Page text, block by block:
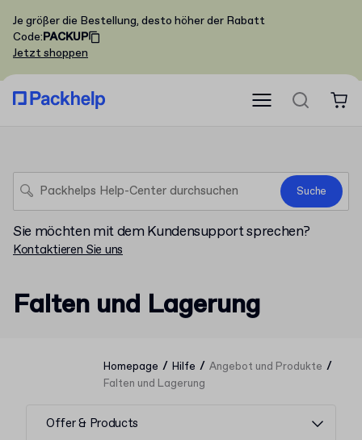
Je größer die Bestellung, desto höher der Rabatt
Code:PACKUP
Jetzt shoppen
Suche
Sie möchten mit dem Kundensupport sprechen?
Kontaktieren Sie uns
Falten und Lagerung
Homepage / Hilfe / Angebot und Produkte /
Falten und Lagerung
Offer & Products